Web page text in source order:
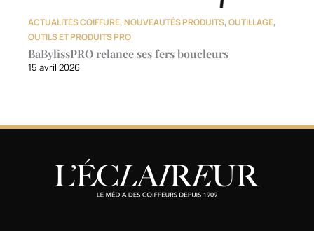
ACTUALITÉS COIFFURE, NOUVEAUTÉS PRODUITS,OUTILLAGE,
OUTILS ET PRODUITS PRO
BaBylissPRO relance ses fers boucleurs
15 avril 2026